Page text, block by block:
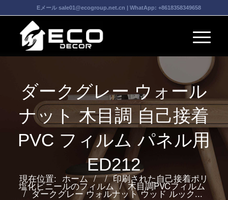
Eメールsale01@ecogroup.net.cn | WhatApp:+8618358349658
ダークグレー ウォール
ナット 木目調 自己接着
PVC フィルム パネル用
ED212
現在位置: ホーム / / 印刷された自己接着ポリ
塩化ビニールのフィルム / 木目調PVCフィルム
/ ダークグレー ウォルナット ウッド ルック...